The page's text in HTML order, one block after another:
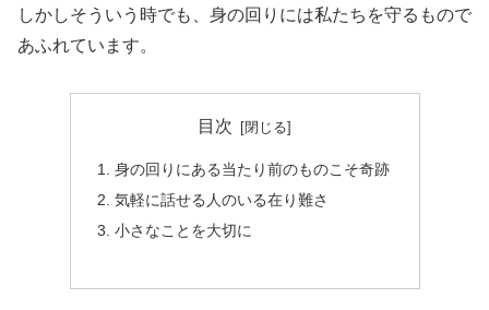
しかしそういう時でも、身の回りには私たちを守るもので
あふれています。
目次
身の回りにある当たり前のものこそ奇跡
気軽に話せる人のいる在り難さ
小さなことを大切に